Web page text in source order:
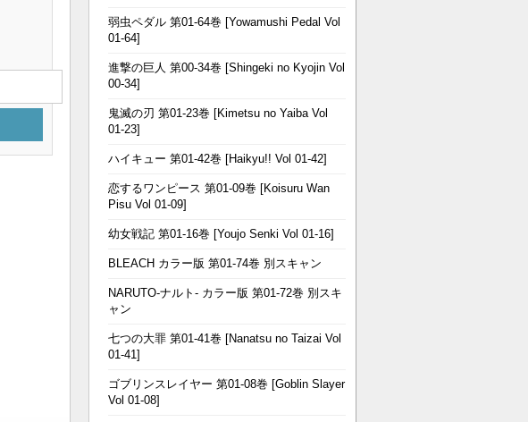
弱虫ペダル 第01-64巻 [Yowamushi Pedal Vol
01-64]
進撃の巨人 第00-34巻 [Shingeki no Kyojin Vol
00-34]
鬼滅の刃 第01-23巻 [Kimetsu no Yaiba Vol
01-23]
ハイキュー 第01-42巻 [Haikyu!! Vol 01-42]
恋するワンピース 第01-09巻 [Koisuru Wan
Pisu Vol 01-09]
幼女戦記 第01-16巻 [Youjo Senki Vol 01-16]
BLEACH カラー版 第01-74巻 別スキャン
NARUTO-ナルト- カラー版 第01-72巻 別スキ
ャン
七つの大罪 第01-41巻 [Nanatsu no Taizai Vol
01-41]
ゴブリンスレイヤー 第01-08巻 [Goblin Slayer
Vol 01-08]